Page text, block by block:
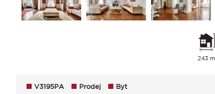
243
V3195PA Prodej Byt